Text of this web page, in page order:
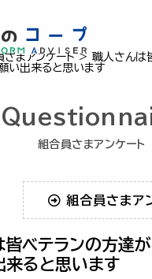
さまアンケート>職人さんは
い出来ると思います
組合員さまアンケート
組合員さまア
ベテランの方達
来ると思います